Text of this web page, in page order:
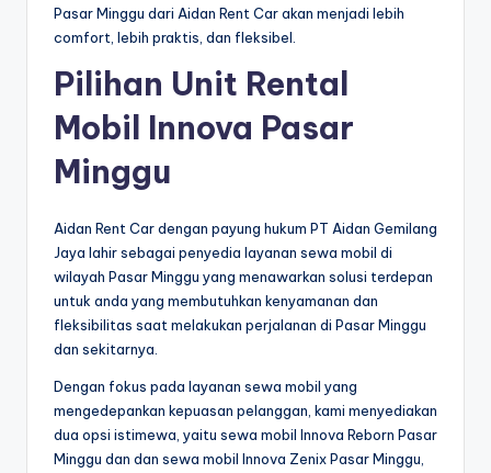
Pasar Minggu dari Aidan Rent Car akan menjadi lebih
comfort, lebih praktis, dan fleksibel.
Pilihan Unit Rental
Mobil Innova Pasar
Minggu
Aidan Rent Car dengan payung hukum PT Aidan Gemilang
Jaya lahir sebagai penyedia layanan sewa mobil di
wilayah Pasar Minggu yang menawarkan solusi terdepan
untuk anda yang membutuhkan kenyamanan dan
fleksibilitas saat melakukan perjalanan di Pasar Minggu
dan sekitarnya.
Dengan fokus pada layanan sewa mobil yang
mengedepankan kepuasan pelanggan, kami menyediakan
dua opsi istimewa, yaitu sewa mobil Innova Reborn Pasar
Minggu dan dan sewa mobil Innova Zenix Pasar Minggu,